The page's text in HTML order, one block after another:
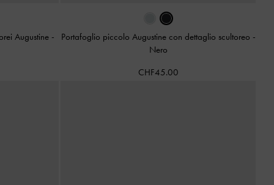
Augustine - Portafoglio piccolo Augustine con dettaglio scultoreo -
Nero
CHF45.00